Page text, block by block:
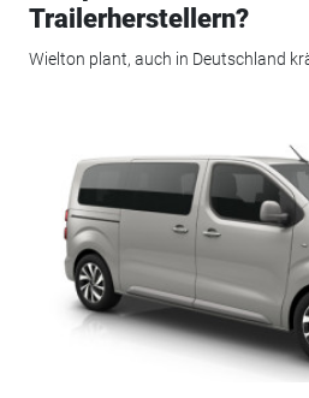
Trailerherstellern?
Wielton plant, auch in Deutschland